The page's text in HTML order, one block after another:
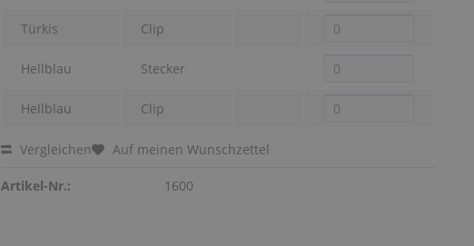
Türkis Clip
Hellblau Stecker
Hellblau Clip
Vergleichen Auf meinen Wunschzettel
Artikel-Nr.: 1600